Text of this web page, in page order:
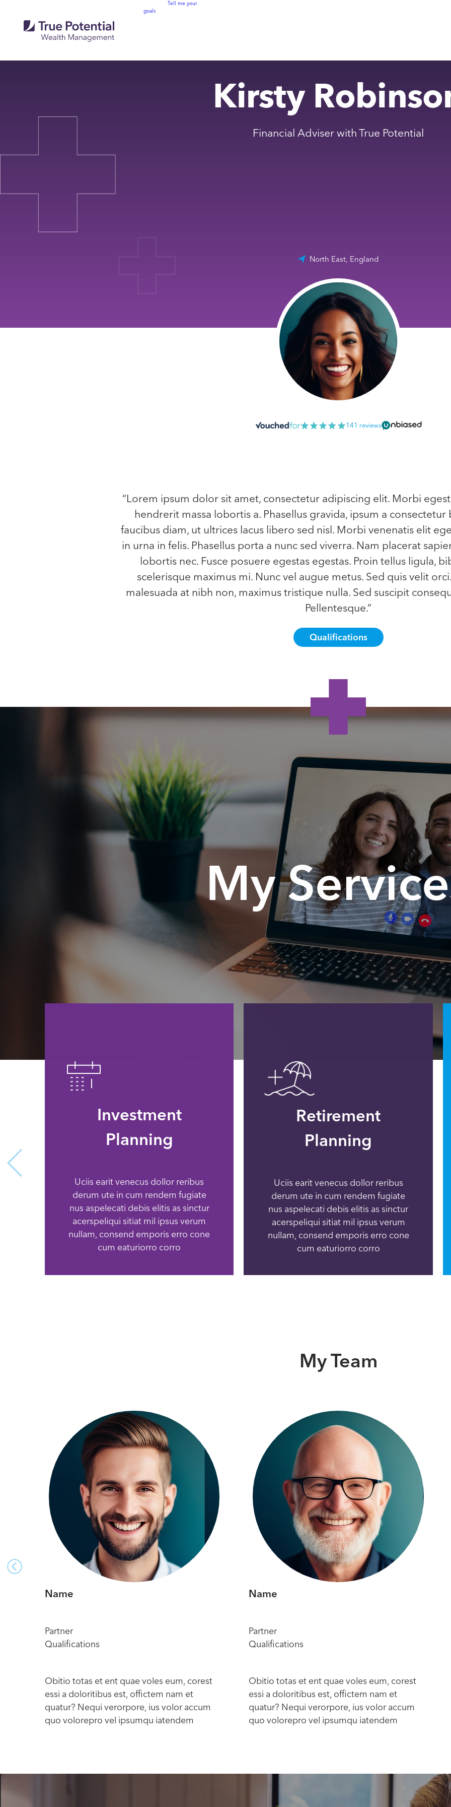
Tell me your
goals
Kirsty
Financial Adviser with True Potential
North East, England
141 reviews
“Lorem ipsum dolor sit amet, consectetur adipiscing elit. Morbi
hendrerit massa lobortis a. Phasellus gravida, ipsum a
faucibus diam, ut ultrices lacus libero sed nisl. Morbi venenatis elit
in urna in felis. Phasellus porta a nunc sed viverra. Nam placerat
lobortis nec. Fusce posuere egestas egestas. Proin tellus ligula,
scelerisque maximus mi. Nunc vel augue metus. Sed quis velit
malesuada at nibh non, maximus tristique nulla. Sed suscipit
Pellentesque.”
Qualifications
My
Investment
Planning
Uciis earit venecus dollor reribus
derum ute in cum rendem fugiate
nus aspelecati debis elitis as sinctur
acerspeliqui sitiat mil ipsus verum
nullam, consend emporis erro cone
cum eaturiorro corro
Retirement
Planning
Uciis earit venecus dollor reribus
derum ute in cum rendem fugiate
nus aspelecati debis elitis as sinctur
acerspeliqui sitiat mil ipsus verum
nullam, consend emporis erro cone
cum eaturiorro corro
My Team
Name
Partner
Qualifications
Obitio totas et ent quae voles eum, corest
essi a doloritibus est, offictem nam et
quatur? Nequi verorpore, ius volor accum
quo volorepro vel ipsumqu iatendem
Name
Partner
Qualifications
Obitio totas et ent quae voles eum, corest
essi a doloritibus est, offictem nam et
quatur? Nequi verorpore, ius volor accum
quo volorepro vel ipsumqu iatendem